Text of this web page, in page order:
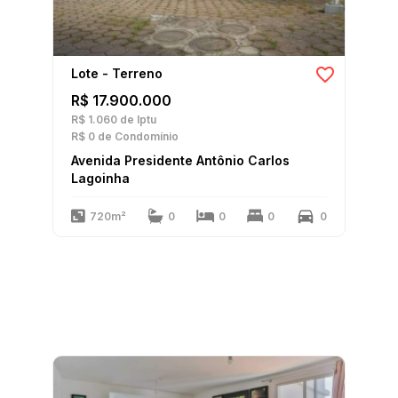
Lote - Terreno
R$ 17.900.000
R$ 1.060 de Iptu
R$ 0 de Condomínio
Avenida Presidente Antônio Carlos
Lagoinha
720m² 0 0 0 0